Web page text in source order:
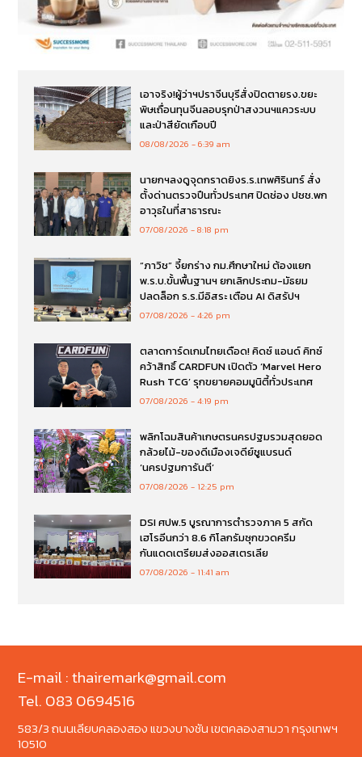
เอาจริง!ผู้ว่าฯปราจีนบุรีสั่งปิดตายรง.ขยะ
พิษเถื่อนทุนจีนลอบรุกป่าสงวนฯแควระบบ
และป่าสียัดเกือบปี
08/08/2026 6:39 am
นายกฯลงดูจุดกราดยิงร.ร.เทพศิรินทร์ สั่ง
ตั้งด่านตรวจปืนทั่วประเทศ ปิดช่อง ปชช.พก
อาวุธในที่สาธารณะ
07/08/2026 8:18 pm
“ภาวิช” จี้ยกร่าง กม.ศึกษาใหม่ ต้องแยก
พ.ร.บ.ขั้นพื้นฐานฯ ยกเลิกประถม-มัธยม
ปลดล็อก ร.ร.มีอิสระ เตือน AI ดิสรัปฯ
07/08/2026 4:26 pm
ตลาดการ์ดเกมไทยเดือด! คิดซ์ แอนด์ คิทซ์
คว้าสิทธิ์ CARDFUN เปิดตัว ‘Marvel Hero
Rush TCG’ รุกขยายคอมมูนิตี้ทั่วประเทศ
07/08/2026 4:19 pm
พลิกโฉมสินค้าเกษตรนครปฐมรวมสุดยอด
กล้วยไม้-ของดีเมืองเจดีย์ชูแบรนด์
‘นครปฐมการันตี’
07/08/2026 12:25 pm
DSI ศปพ.5 บูรณาการตำรวจภาค 5 สกัด
เฮโรอีนกว่า 8.6 กิโลกรัมซุกขวดครีม
กันแดดเตรียมส่งออสเตรเลีย
07/08/2026 11:41 am
E-mail : thairemark@gmail.com
Tel. 083 0694516
583/3 ถนนเลียบคลองสอง แขวงบางชัน เขตคลองสามวา กรุงเทพฯ
10510